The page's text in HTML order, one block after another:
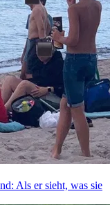
Als er sieht, was sie